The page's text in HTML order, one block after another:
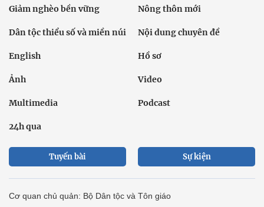
Giảm nghèo bền vững Nông thôn mới
Dân tộc thiểu số và miền núi Nội dung chuyên đề
English Hồ sơ
Ảnh Video
Multimedia Podcast
24h qua
Tuyến bài Sự kiện
Cơ quan chủ quản: Bộ Dân tộc và Tôn giáo